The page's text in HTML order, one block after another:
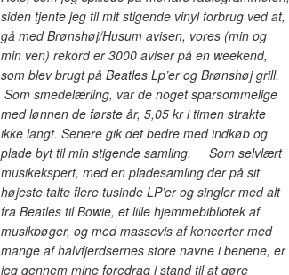
siden tjente jeg til mit stigende vinyl forbrug ved at,
gå med Brønshøj/Husum avisen, vores (min og
min ven) rekord er 3000 aviser på en weekend,
som blev brugt på Beatles Lp’er og Brønshøj grill.
Som smedelærling, var de noget sparsommelige
med lønnen de første år, 5,05 kr i timen strakte
ikke langt. Senere gik det bedre med indkøb og
plade byt til min stigende samling. Som selvlært
musikekspert, med en pladesamling der på sit
højeste talte flere tusinde LP’er og singler med alt
fra Beatles til Bowie, et lille hjemmebibliotek af
musikbøger, og med massevis af koncerter med
mange af halvfjerdsernes store navne i benene, er
jeg gennem mine foredrag i stand til at gøre